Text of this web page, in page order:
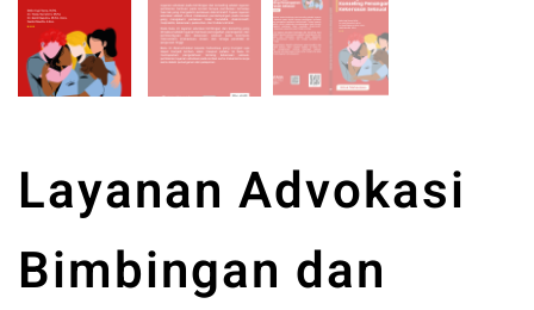
Layanan Advokasi
Bimbingan dan